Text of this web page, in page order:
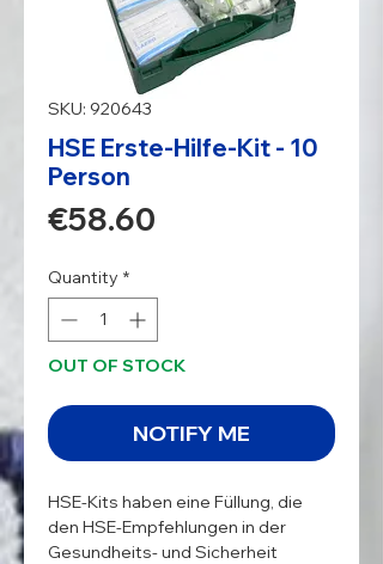
SKU: 920643
HSE Erste-Hilfe-Kit - 10
Person
€58.60
Quantity *
OUT OF STOCK
NOTIFY ME
HSE-Kits haben eine Füllung, die
den HSE-Empfehlungen in der
Gesundheits- und Sicherheit